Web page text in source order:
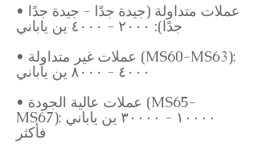
• عملات متداولة (جيدة جدًا - جيدة جدًا
جدًا): ٢٠٠٠ - ٤٠٠٠ ين ياباني
• عملات غير متداولة (MS60-MS63):
٤٠٠٠ - ٨٠٠٠ ين ياباني
• عملات عالية الجودة (MS65-
MS67): ١٠٠٠٠ - ٣٠٠٠٠ ين ياباني
فأكثر